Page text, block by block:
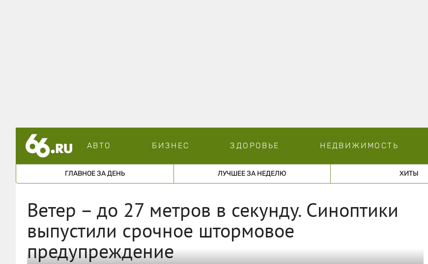
АВТО БИЗНЕС ЗДОРОВЬЕ НЕДВИЖИМОСТЬ
ГЛАВНОЕ ЗА ДЕНЬ ЛУЧШЕЕ ЗА НЕДЕЛЮ ХИТЫ
Ветер – до 27 метров в секунду. Синоптики
выпустили срочное штормовое
предупреждение